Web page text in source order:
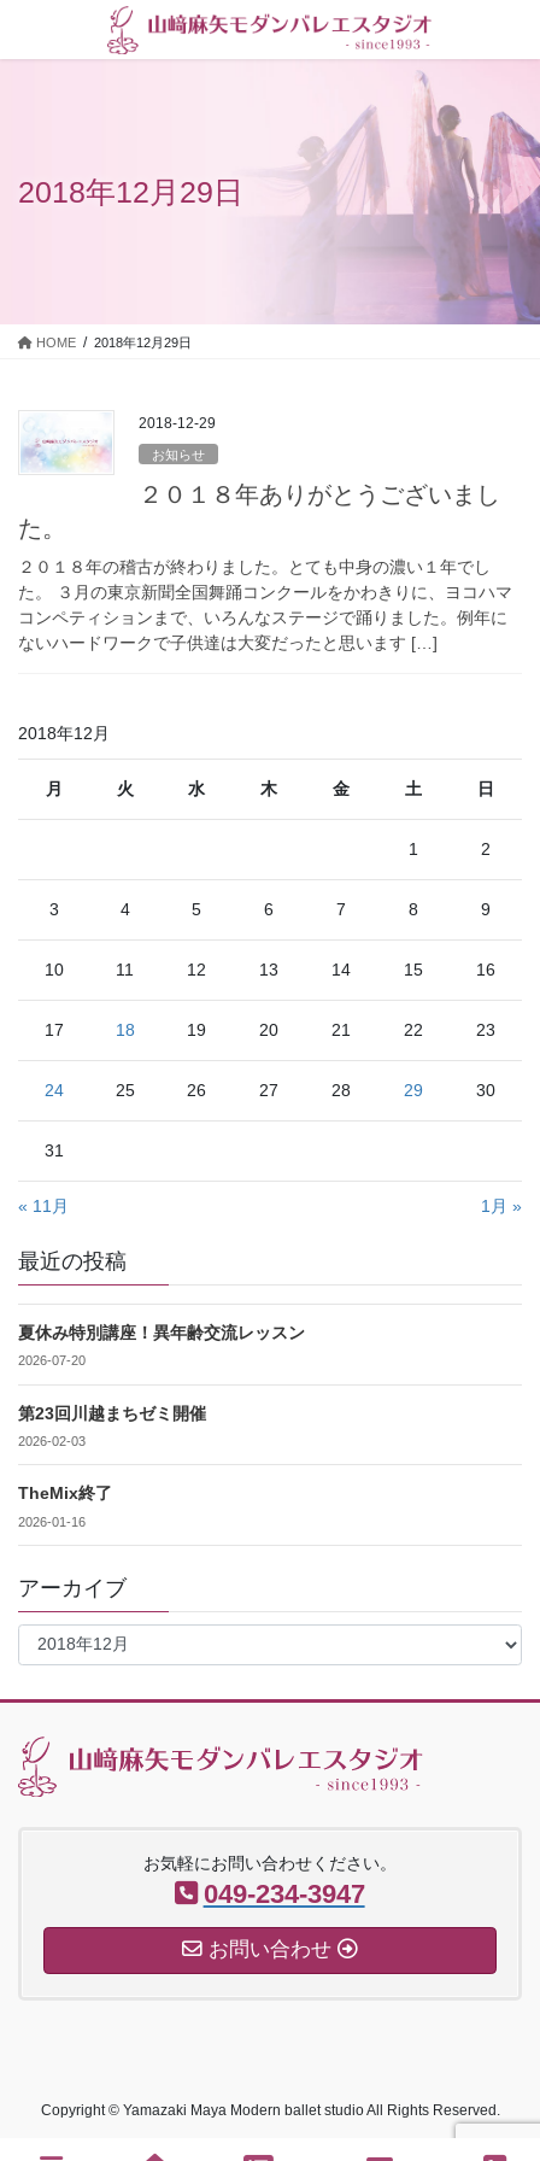
テ
ゲ
2018年12月29日
HOME 2018年12月29日
2018-12-29
お知らせ
２０１８年ありがとうございまし
た。
２０１８年の稽古が終わりました。とても中身の濃い１年でし
た。 ３月の東京新聞全国舞踊コンクールをかわきりに、ヨコハマ
コンペティションまで、いろんなステージで踊りました。例年に
ないハードワークで子供達は大変だったと思います […]
2018年12月
月 火 水 木 金 土 日
1 2
3 4 5 6 7 8 9
10 11 12 13 14 15 16
17 18 19 20 21 22 23
24 25 26 27 28 29 30
31
« 11月 1月 »
最近の投稿
夏休み特別講座！異年齢交流レッスン
2026-07-20
第23回川越まちゼミ開催
2026-02-03
TheMix終了
2026-01-16
アーカイブ
ア
イ
お気軽にお問い合わせください。
049-234-3947
お問い合わせ
Copyright © Yamazaki Maya Modern ballet studio All Rights Reserved.